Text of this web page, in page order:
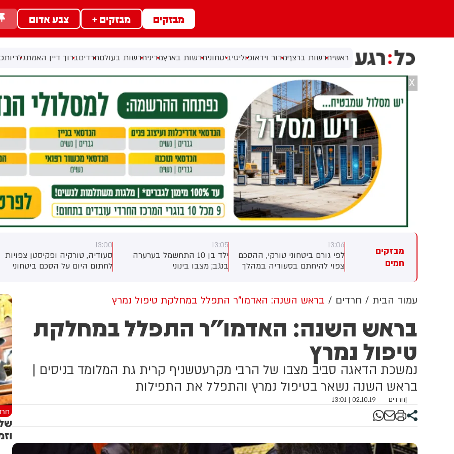
מבזקים מבזקים + צבע אדום
ראשיחדשות ברצףמדור וידאופוליטיביטחוניחדשות בארץמדיניחדשות בעולםחרדיםברוך דיין האמתגלריות
X
מבזקים
חמים
יותר מ-130 חריגות בריכוזי בנזן
מאז יום שישי שעבר
הניטור של בז"ן במפרץ
הסביבה דורש מבז"ן
13:06
לפי גורם ביטחוני טורקי, ההסכם
צפוי להיחתם בסעודיה במהלך
ארדואן וראש ממשלת פקיסטן,
13:05
ילד בן 10 התחשמל בערערה
בנגב; מצבו בינוני
13:00
סעודיה, טורקיה ופקיסטן צפויות
לחתום היום על הסכם ביטחוני
ובפקיסטן. לפי גורם ביטחוני
בסעודיה במהלך פגישה בין יורש
העצר מוחמד בן סלמאן, נשיא
טורקיה, רג'פ טאיפ ארדואן וראש
עמוד הבית חרדים בראש השנה: האדמו"ר התפלל במחלקת טיפול נמרץ
בראש השנה: האדמו"ר התפלל במחלקת
טיפול נמרץ
נמשכת הדאגה סביב מצבו של הרבי מקרעטשניף קרית גת המלומד בניסים |
בראש השנה נשאר בטיפול נמרץ והתפלל את התפילות
|חרדים 02.10.19 | 13:01